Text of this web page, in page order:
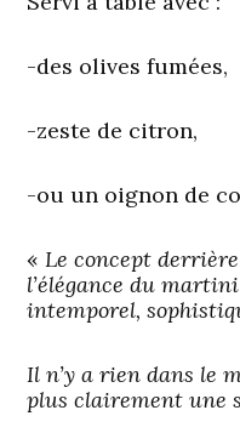
-des olives fumées,
-zeste de citron,
-ou un oignon de
«Le concept
l’élégance du
intemporel,
Il n’y a rien dans le
plus clairement une